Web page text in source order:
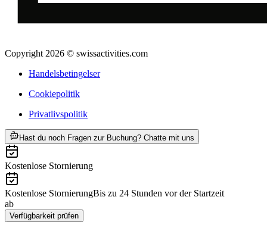
Copyright 2026 © swissactivities.com
Handelsbetingelser
Cookiepolitik
Privatlivspolitik
Hast du noch Fragen zur Buchung? Chatte mit uns
Kostenlose Stornierung
Kostenlose StornierungBis zu 24 Stunden vor der Startzeit
ab
Verfügbarkeit prüfen